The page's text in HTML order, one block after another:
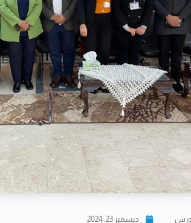
ديسمبر 23, 2024